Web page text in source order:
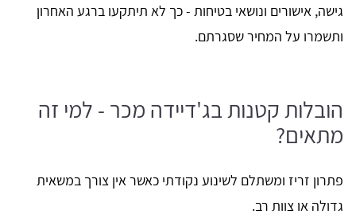
גישה, אישורים ונושאי בטיחות - כך לא תיתקעו ברגע האחרון
ותשמרו על המחיר שסגרתם.
הובלות קטנות בג'דיידה מכר - למי זה
מתאים?
פתרון זריז ומשתלם לשינוע נקודתי כאשר אין צורך במשאית
גדולה או צוות רב.